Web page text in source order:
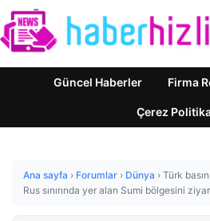
Güncel Haberler Firma
Çerez
Ana sayfa › Forumlar › Dünya › Türk
Rus sınırında yer alan Sumi bölgesini